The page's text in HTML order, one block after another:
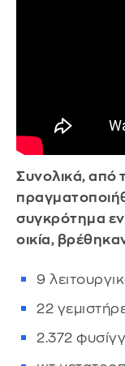
Συνολικά, από
συγκρότημα
οικία,
9
22
2.372